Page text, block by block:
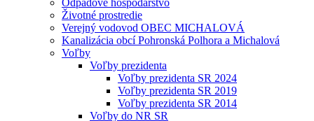
Odpadové hospodárstvo
Životné prostredie
Verejný vodovod OBEC MICHALOVÁ
Kanalizácia obcí Pohronská Polhora a Michalová
Voľby
Voľby prezidenta
Voľby prezidenta SR 2024
Voľby prezidenta SR 2019
Voľby prezidenta SR 2014
Voľby do NR SR